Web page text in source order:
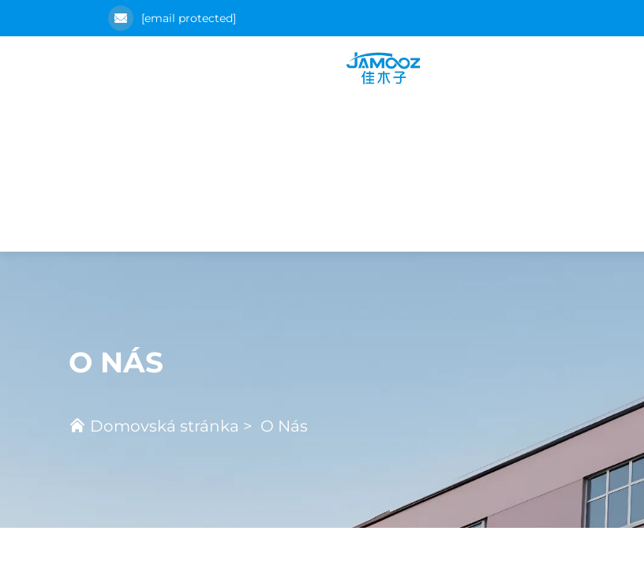
[email protected]
O NÁS
Domovská stránka > O Nás